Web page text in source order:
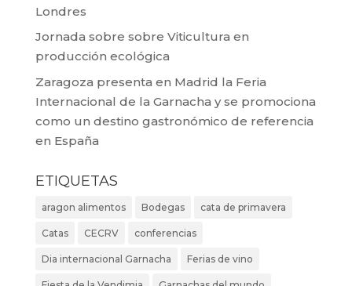
Londres
Jornada sobre sobre Viticultura en
producción ecológica
Zaragoza presenta en Madrid la Feria
Internacional de la Garnacha y se promociona
como un destino gastronómico de referencia
en España
ETIQUETAS
aragon alimentos Bodegas cata de primavera
Catas CECRV conferencias
Dia internacional Garnacha Ferias de vino